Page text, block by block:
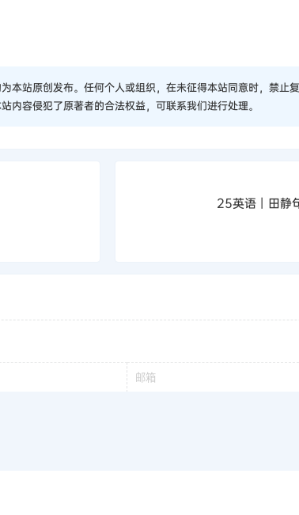
本站原创发布。任何个人或组织，在未征得本站同意时，禁止
内容侵犯了原著者的合法权益，可联系我们进行处理。
25英语丨田静